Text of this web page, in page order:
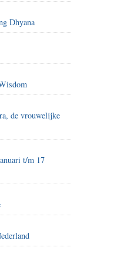
Dhyana
de vrouwelijke
t/m 17